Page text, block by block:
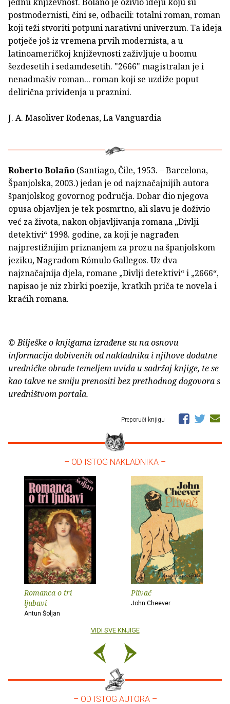
jednu književnost. Bolano je oživio ideju koju su
postmodernisti, čini se, odbacili: totalni roman, roman
koji teži stvoriti potpuni narativni univerzum. Ta ideja
potječe još iz vremena prvih modernista, a u
latinoameričkoj književnosti zaživljuje u boomu
šezdesetih i sedamdesetih. "2666" magistralan je i
nenadmašiv roman... roman koji se uzdiže poput
delirična priviđenja u praznini.
J. A. Masoliver Rodenas, La Vanguardia
Roberto Bolaño (Santiago, Čile, 1953. – Barcelona,
Španjolska, 2003.) jedan je od najznačajnijih autora
španjolskog govornog područja. Dobar dio njegova
opusa objavljen je tek posmrtno, ali slavu je doživio
već za života, nakon objavljivanja romana „Divlji
detektivi“ 1998. godine, za koji je nagrađen
najprestižnijim priznanjem za prozu na španjolskom
jeziku, Nagradom Rómulo Gallegos. Uz dva
najznačajnija djela, romane „Divlji detektivi“ i „2666“,
napisao je niz zbirki poezije, kratkih priča te novela i
kraćih romana.
© Bilješke o knjigama izrađene su na osnovu
informacija dobivenih od nakladnika i njihove dodatne
uredničke obrade temeljem uvida u sadržaj knjige, te se
kao takve ne smiju prenositi bez prethodnog dogovora s
uredništvom portala.
Preporuči knjigu
– OD ISTOG NAKLADNIKA –
Romanca o tri
ljubavi
Antun Šoljan
Plivač
John Cheever
VIDI SVE KNJIGE
– OD ISTOG AUTORA –